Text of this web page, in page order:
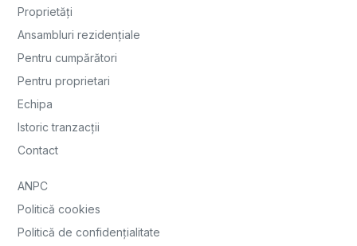
Proprietăți
Ansambluri rezidențiale
Pentru cumpărători
Pentru proprietari
Echipa
Istoric tranzacții
Contact
ANPC
Politică cookies
Politică de confidențialitate